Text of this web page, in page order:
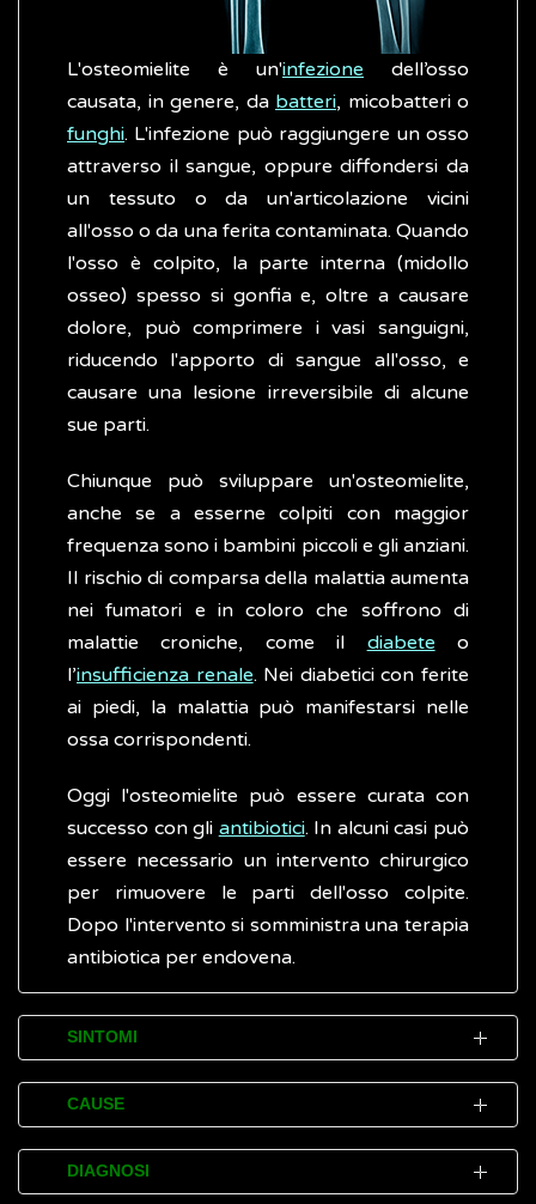
L'osteomielite è un'infezione dell’osso
causata, in genere, da batteri, micobatteri o
funghi. L'infezione può raggiungere un osso
attraverso il sangue, oppure diffondersi da
un tessuto o da un'articolazione vicini
all'osso o da una ferita contaminata. Quando
l'osso è colpito, la parte interna (midollo
osseo) spesso si gonfia e, oltre a causare
dolore, può comprimere i vasi sanguigni,
riducendo l'apporto di sangue all'osso, e
causare una lesione irreversibile di alcune
sue parti.
Chiunque può sviluppare un'osteomielite,
anche se a esserne colpiti con maggior
frequenza sono i bambini piccoli e gli anziani.
Il rischio di comparsa della malattia aumenta
nei fumatori e in coloro che soffrono di
malattie croniche, come il diabete o
l’insufficienza renale. Nei diabetici con ferite
ai piedi, la malattia può manifestarsi nelle
ossa corrispondenti.
Oggi l'osteomielite può essere curata con
successo con gli antibiotici. In alcuni casi può
essere necessario un intervento chirurgico
per rimuovere le parti dell'osso colpite.
Dopo l'intervento si somministra una terapia
antibiotica per endovena.
SINTOMI
Le manifestazioni dell'osteomielite
comprendono:
febbre
CAUSE
L'osteomielite è causata, in genere, da
DIAGNOSI